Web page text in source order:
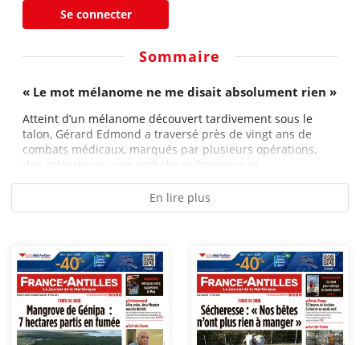
Se connecter
Sommaire
« Le mot mélanome ne me disait absolument rien »
Atteint d’un mélanome découvert tardivement sous le
talon, Gérard Edmond a traversé près de vingt ans de
combats médicaux, marqués par plusieurs opérations,
des métastases, une embolie pulmonaire et...
En lire plus